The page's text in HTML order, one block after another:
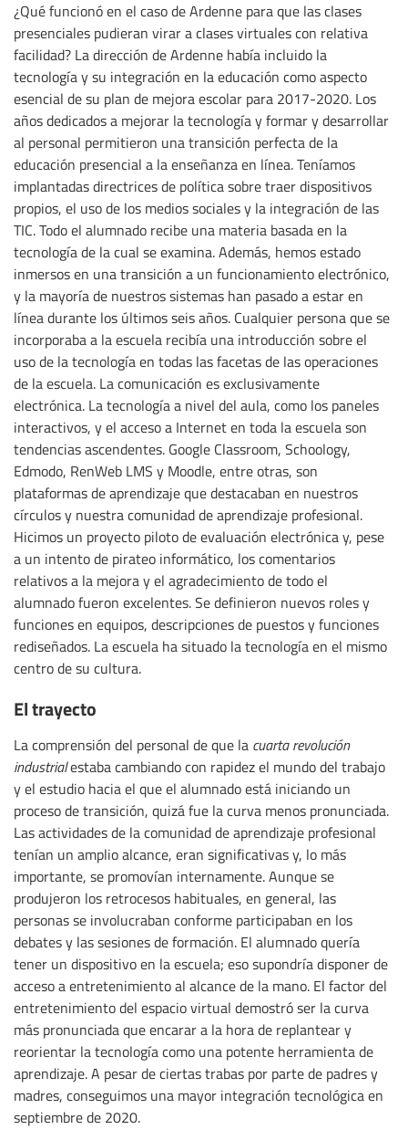
¿Qué funcionó en el caso de Ardenne para que las clases
presenciales pudieran virar a clases virtuales con relativa
facilidad? La dirección de Ardenne había incluido la
tecnología y su integración en la educación como aspecto
esencial de su plan de mejora escolar para 2017-2020. Los
años dedicados a mejorar la tecnología y formar y desarrollar
al personal permitieron una transición perfecta de la
educación presencial a la enseñanza en línea. Teníamos
implantadas directrices de política sobre traer dispositivos
propios, el uso de los medios sociales y la integración de las
TIC. Todo el alumnado recibe una materia basada en la
tecnología de la cual se examina. Además, hemos estado
inmersos en una transición a un funcionamiento electrónico,
y la mayoría de nuestros sistemas han pasado a estar en
línea durante los últimos seis años. Cualquier persona que se
incorporaba a la escuela recibía una introducción sobre el
uso de la tecnología en todas las facetas de las operaciones
de la escuela. La comunicación es exclusivamente
electrónica. La tecnología a nivel del aula, como los paneles
interactivos, y el acceso a Internet en toda la escuela son
tendencias ascendentes. Google Classroom, Schoology,
Edmodo, RenWeb LMS y Moodle, entre otras, son
plataformas de aprendizaje que destacaban en nuestros
círculos y nuestra comunidad de aprendizaje profesional.
Hicimos un proyecto piloto de evaluación electrónica y, pese
a un intento de pirateo informático, los comentarios
relativos a la mejora y el agradecimiento de todo el
alumnado fueron excelentes. Se definieron nuevos roles y
funciones en equipos, descripciones de puestos y funciones
rediseñados. La escuela ha situado la tecnología en el mismo
centro de su cultura.
El trayecto
La comprensión del personal de que la cuarta revolución
industrialestaba cambiando con rapidez el mundo del trabajo
y el estudio hacia el que el alumnado está iniciando un
proceso de transición, quizá fue la curva menos pronunciada.
Las actividades de la comunidad de aprendizaje profesional
tenían un amplio alcance, eran significativas y, lo más
importante, se promovían internamente. Aunque se
produjeron los retrocesos habituales, en general, las
personas se involucraban conforme participaban en los
debates y las sesiones de formación. El alumnado quería
tener un dispositivo en la escuela; eso supondría disponer de
acceso a entretenimiento al alcance de la mano. El factor del
entretenimiento del espacio virtual demostró ser la curva
más pronunciada que encarar a la hora de replantear y
reorientar la tecnología como una potente herramienta de
aprendizaje. A pesar de ciertas trabas por parte de padres y
madres, conseguimos una mayor integración tecnológica en
septiembre de 2020.